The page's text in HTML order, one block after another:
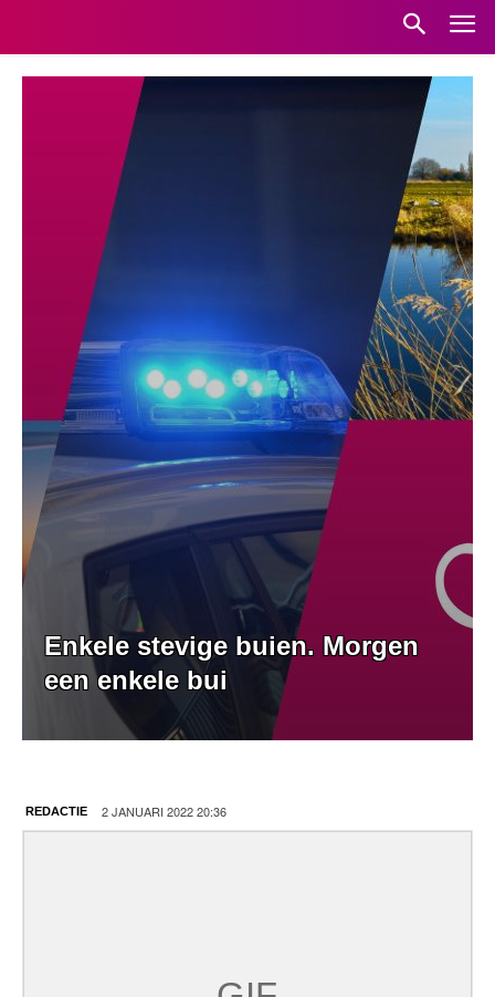
Enkele stevige buien. Morgen
een enkele bui
REDACTIE 2 JANUARI 2022 20:36